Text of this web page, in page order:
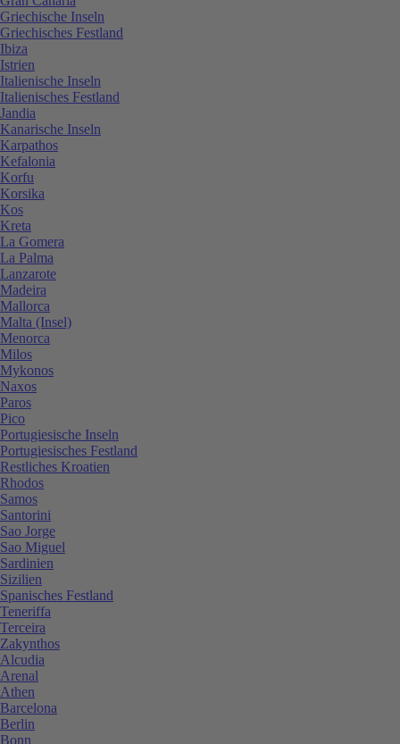
Griechische Inseln
Griechisches Festland
Ibiza
Istrien
Italienische Inseln
Italienisches Festland
Jandia
Kanarische Inseln
Karpathos
Kefalonia
Korfu
Korsika
Kos
Kreta
La Gomera
La Palma
Lanzarote
Madeira
Mallorca
Malta (Insel)
Menorca
Milos
Mykonos
Naxos
Paros
Pico
Portugiesische Inseln
Portugiesisches Festland
Restliches Kroatien
Rhodos
Samos
Santorini
Sao Jorge
Sao Miguel
Sardinien
Sizilien
Spanisches Festland
Teneriffa
Terceira
Zakynthos
Alcudia
Arenal
Athen
Barcelona
Berlin
Bonn